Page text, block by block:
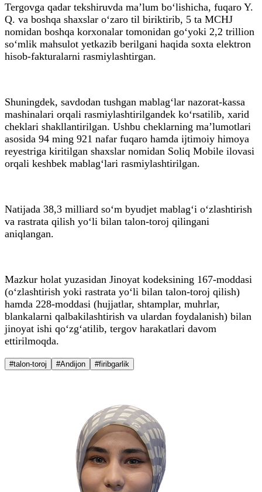
Tergovga qadar tekshiruvda ma’lum bo‘lishicha, fuqaro Y.
Q. va boshqa shaxslar o‘zaro til biriktirib, 5 ta MCHJ
nomidan boshqa korxonalar tomonidan go‘yoki 2,2 trillion
so‘mlik mahsulot yetkazib berilgani haqida soxta elektron
hisob-fakturalarni rasmiylashtirgan.
Shuningdek, savdodan tushgan mablag‘lar nazorat-kassa
mashinalari orqali rasmiylashtirilgandek ko‘rsatilib, xarid
cheklari shakllantirilgan. Ushbu cheklarning ma’lumotlari
asosida 94 ming 921 nafar fuqaro hamda ijtimoiy himoya
reyestriga kiritilgan shaxslar nomidan Soliq Mobile ilovasi
orqali keshbek mablag‘lari rasmiylashtirilgan.
Natijada 38,3 milliard so‘m byudjet mablag‘i o‘zlashtirish
va rastrata qilish yo‘li bilan talon-toroj qilingani
aniqlangan.
Mazkur holat yuzasidan Jinoyat kodeksining 167-moddasi
(o‘zlashtirish yoki rastrata yo‘li bilan talon-toroj qilish)
hamda 228-moddasi (hujjatlar, shtamplar, muhrlar,
blankalarni qalbakilashtirish va ulardan foydalanish) bilan
jinoyat ishi qo‘zg‘atilib, tergov harakatlari davom
ettirilmoqda.
#talon-toroj #Andijon #firibgarlik